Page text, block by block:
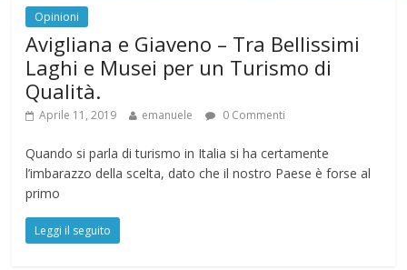
Opinioni
Avigliana e Giaveno – Tra Bellissimi
Laghi e Musei per un Turismo di
Qualità.
Aprile 11, 2019 emanuele 0 Commenti
Quando si parla di turismo in Italia si ha certamente
l’imbarazzo della scelta, dato che il nostro Paese è forse al
primo
Leggi il seguito